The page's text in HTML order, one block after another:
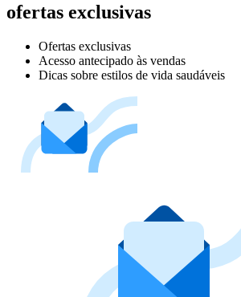
ofertas exclusivas
Ofertas exclusivas
Acesso antecipado às vendas
Dicas sobre estilos de vida saudáveis